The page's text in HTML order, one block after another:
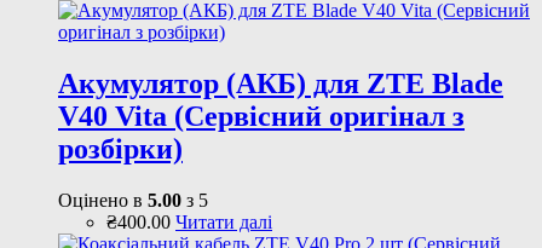
Акумулятор (АКБ) для ZTE Blade
V40 Vita (Сервісний оригінал з
розбірки)
Оцінено в 5.00 з 5
₴400.00 Читати далі